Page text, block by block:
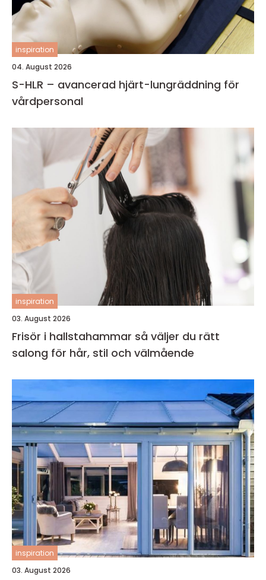
inspiration
04. August 2026
S-HLR – avancerad hjärt-lungräddning för
vårdpersonal
inspiration
03. August 2026
Frisör i hallstahammar så väljer du rätt
salong för hår, stil och välmående
inspiration
03. August 2026